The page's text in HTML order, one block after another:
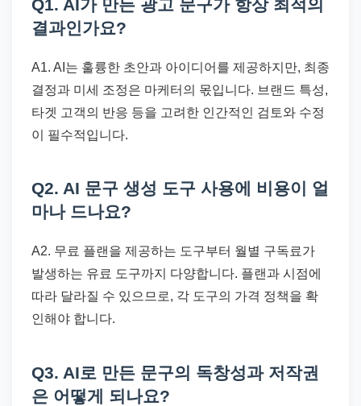
Q1. AI가 만든 광고 문구가 항상 최적의
결과인가요?
A1. AI는 훌륭한 초안과 아이디어를 제공하지만, 최종
결정과 미세 조정은 마케터의 몫입니다. 브랜드 특성,
타겟 고객의 반응 등을 고려한 인간적인 검토와 수정
이 필수적입니다.
Q2. AI 문구 생성 도구 사용에 비용이 얼
마나 드나요?
A2. 무료 플랜을 제공하는 도구부터 월별 구독료가
발생하는 유료 도구까지 다양합니다. 플랜과 시점에
따라 달라질 수 있으므로, 각 도구의 가격 정책을 확
인해야 합니다.
Q3. AI로 만든 문구의 독창성과 저작권
은 어떻게 되나요?